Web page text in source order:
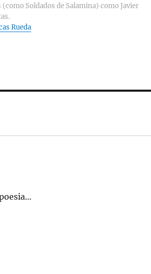
Soldados de Salamina) como Javier
Rueda